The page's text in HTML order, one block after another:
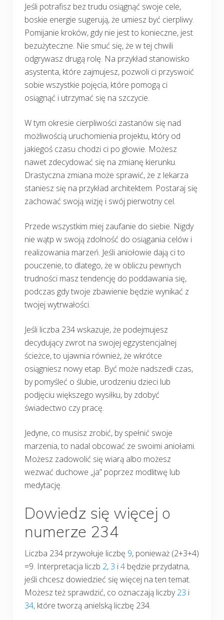
Jeśli potrafisz bez trudu osiągnąć swoje cele,
boskie energie sugerują, że umiesz być cierpliwy.
Pomijanie kroków, gdy nie jest to konieczne, jest
bezużyteczne. Nie smuć się, że w tej chwili
odgrywasz drugą rolę. Na przykład stanowisko
asystenta, które zajmujesz, pozwoli ci przyswoić
sobie wszystkie pojęcia, które pomogą ci
osiągnąć i utrzymać się na szczycie.
W tym okresie cierpliwości zastanów się nad
możliwością uruchomienia projektu, który od
jakiegoś czasu chodzi ci po głowie. Możesz
nawet zdecydować się na zmianę kierunku.
Drastyczna zmiana może sprawić, że z lekarza
staniesz się na przykład architektem. Postaraj się
zachować swoją wizję i swój pierwotny cel.
Przede wszystkim miej zaufanie do siebie. Nigdy
nie wątp w swoją zdolność do osiągania celów i
realizowania marzeń. Jeśli aniołowie dają ci to
pouczenie, to dlatego, że w obliczu pewnych
trudności masz tendencję do poddawania się,
podczas gdy twoje zbawienie będzie wynikać z
twojej wytrwałości.
Jeśli liczba 234 wskazuje, że podejmujesz
decydujący zwrot na swojej egzystencjalnej
ścieżce, to ujawnia również, że wkrótce
osiągniesz nowy etap. Być może nadszedł czas,
by pomyśleć o ślubie, urodzeniu dzieci lub
podjęciu większego wysiłku, by zdobyć
świadectwo czy pracę.
Jedyne, co musisz zrobić, by spełnić swoje
marzenia, to nadal obcować ze swoimi aniołami.
Możesz zadowolić się wiarą albo możesz
wezwać duchowe „ja” poprzez modlitwę lub
medytację.
Dowiedz się więcej o
numerze 234
Liczba 234 przywołuje liczbę 9, ponieważ (2+3+4)
=9. Interpretacja liczb 2, 3 i4 będzie przydatna,
jeśli chcesz dowiedzieć się więcej na ten temat.
Możesz też sprawdzić, co oznaczają liczby23 i
34, które tworzą anielską liczbę 234.